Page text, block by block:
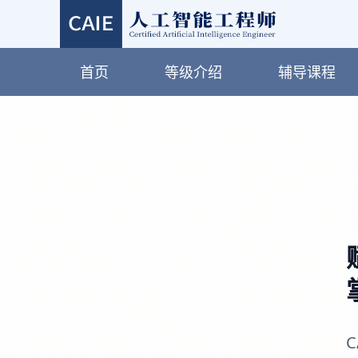
首页 等级介绍 辅导课程